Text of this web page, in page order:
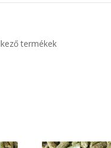
termékek